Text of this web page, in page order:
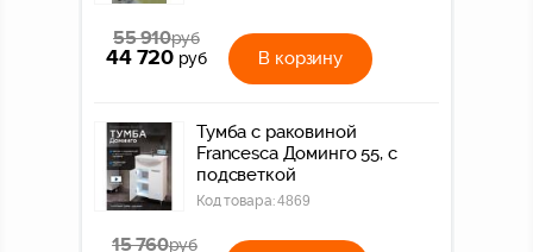
55 910руб
44 720 руб В корзину
Тумба с раковиной
Francesca Доминго 55, с
подсветкой
Код товара:4869
15 760руб